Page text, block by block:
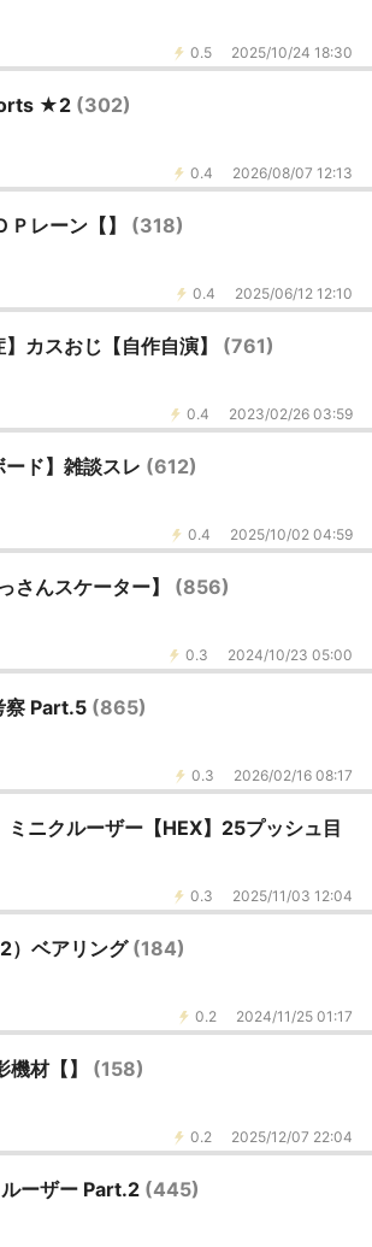
0.5 2025/10/24 18:30
★2 (302)
0.4 2026/08/07 12:13
Ｐレーン【】 (318)
0.4 2025/06/12 12:10
】カスおじ【自作自演】 (761)
0.4 2023/02/26 03:59
ード】雑談スレ (612)
0.4 2025/10/02 04:59
さんスケーター】 (856)
0.3 2024/10/23 05:00
Part.5 (865)
0.3 2026/02/16 08:17
ミニクルーザー【HEX】25プッシュ目
0.3 2025/11/03 12:04
）ベアリング (184)
0.2 2024/11/25 01:17
機材【】 (158)
0.2 2025/12/07 22:04
ーザー Part.2 (445)